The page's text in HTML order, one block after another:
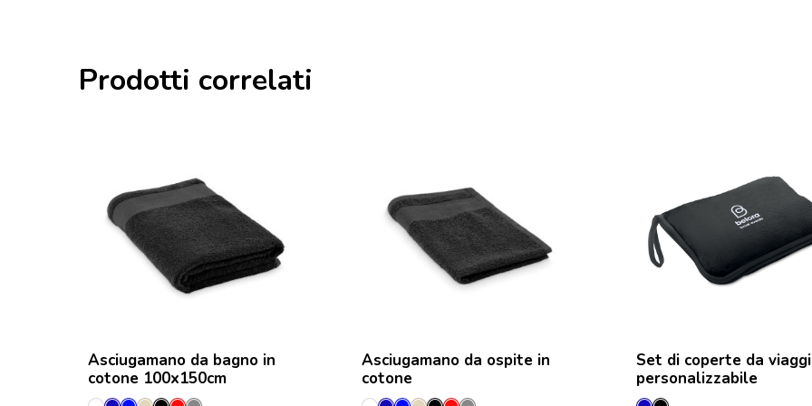
Prodotti correlati
Asciugamano da bagno in
cotone 100x150cm
Asciugamano da ospite in
cotone
Set di coperte da
personalizzabile